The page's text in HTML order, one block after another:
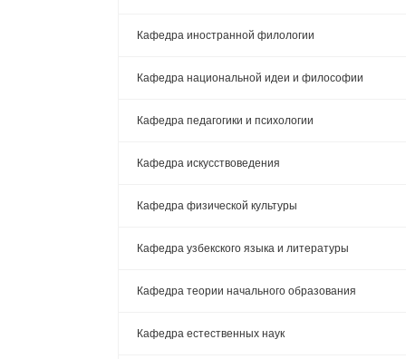
Кафедра иностранной филологии
Кафедра национальной идеи и философии
Кафедра педагогики и психологии
Кафедра искусствоведения
Кафедра физической культуры
Кафедра узбекского языка и литературы
Кафедра теории начального образования
Кафедра естественных наук